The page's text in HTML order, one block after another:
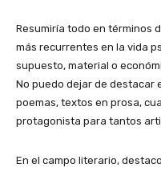
Resumiría todo en términos
más recurrentes en la vida
supuesto, material o
No puedo dejar de destacar
poemas, textos en prosa,
protagonista para tantos
En el campo literario,